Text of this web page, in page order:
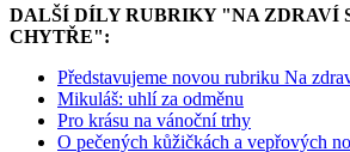
DALŠÍ DÍLY RUBRIKY "NA ZDRAVÍ
CHYTŘE":
Představujeme novou rubriku Na
Mikuláš: uhlí za odměnu
Pro krásu na vánoční trhy
O pečených kůžičkách a vepřových